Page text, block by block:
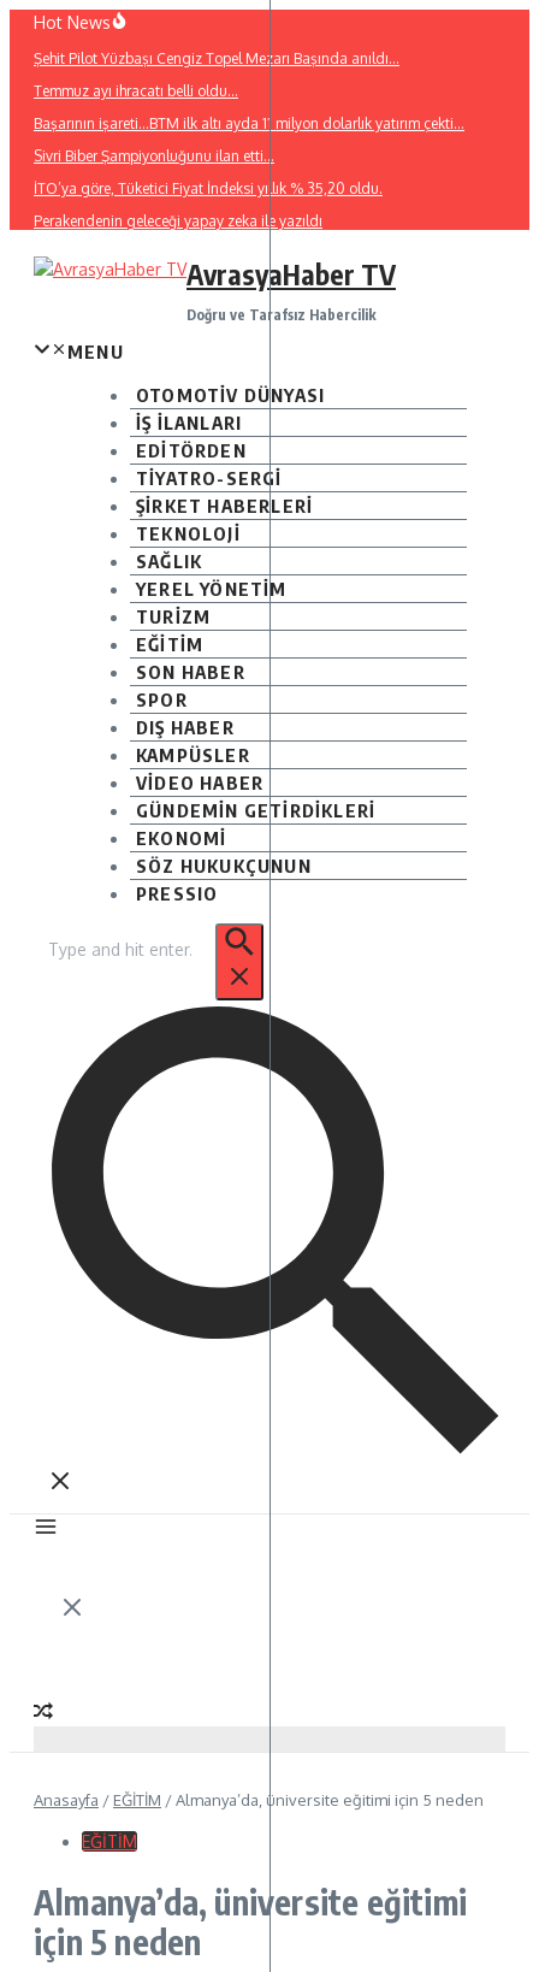
İçeriğe
Hot News
Şehit Pilot Yüzbaşı Cengiz Topel Mezarı Başında anıldı…
Temmuz ayı ihracatı belli oldu…
Başarının işareti…BTM ilk altı ayda 11 milyon dolarlık yatırım çekti…
Sivri Biber Şampiyonluğunu ilan etti…
İTO’ya göre, Tüketici Fiyat İndeksi yıllık % 35,20 oldu.
Perakendenin geleceği yapay zeka ile yazıldı
AvrasyaHaber TV
Doğru ve Tarafsız Habercilik
MENU
OTOMOTİV DÜNYASI
İŞ İLANLARI
EDİTÖRDEN
TİYATRO-SERGİ
ŞİRKET HABERLERİ
TEKNOLOJİ
SAĞLIK
YEREL YÖNETİM
TURİZM
EĞİTİM
SON HABER
SPOR
DIŞ HABER
KAMPÜSLER
VİDEO HABER
GÜNDEMİN GETİRDİKLERİ
EKONOMİ
SÖZ HUKUKÇUNUN
PRESSIO
Anasayfa / EĞİTİM /Almanya’da, üniversite eğitimi için 5 neden
EĞİTİM
Almanya’da, üniversite eğitimi
için 5 neden